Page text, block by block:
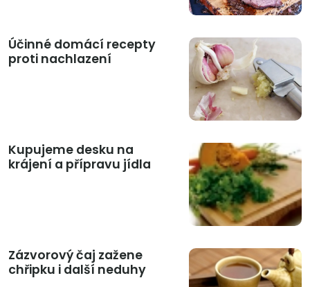
Účinné domácí recepty
proti nachlazení
Kupujeme desku na
krájení a přípravu jídla
Zázvorový čaj zažene
chřipku i další neduhy